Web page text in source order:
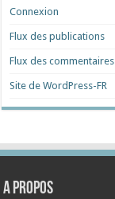
Connexion
Flux des publications
Flux des commentaires
Site de WordPress-FR
A propos